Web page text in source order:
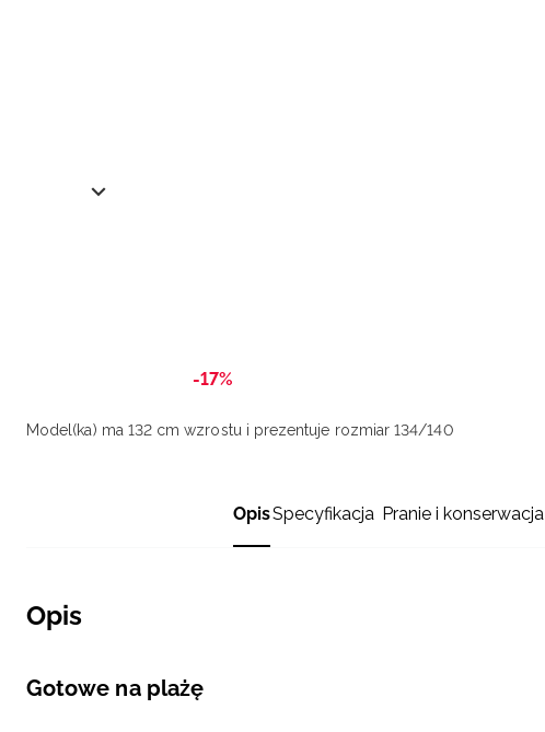
-17%
Model(ka) ma 132 cm wzrostu i prezentuje rozmiar 134/140
OpisSpecyfikacja Pranie i konserwacja
Opis
Gotowe na plażę